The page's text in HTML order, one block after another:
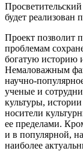
будет
Проект позволит
проблемам
богатую историю
Немаловажным
научно-
ученые и
культуры,
носители
ее пределами.
и в популярной,
наиболее